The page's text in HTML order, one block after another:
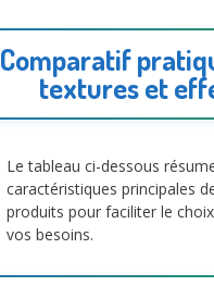
Comparatif
textures et
Le tableau ci-dessous
caractéristiques principales
produits pour faciliter le
vos besoins.